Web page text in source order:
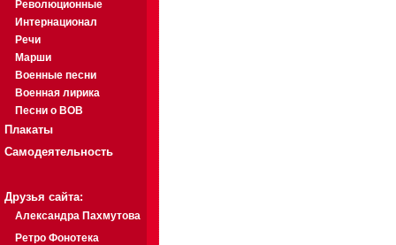
Революционные
Интернационал
Речи
Марши
Военные песни
Военная лирика
Песни о ВОВ
Плакаты
Самодеятельность
Друзья сайта:
Александра Пахмутова
Ретро Фонотека